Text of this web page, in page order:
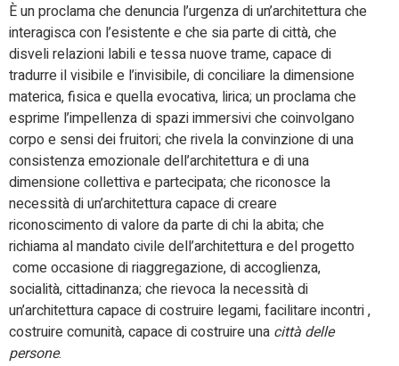
È un proclama che denuncia l’urgenza di un’architettura che
interagisca con l’esistente e che sia parte di città, che
disveli relazioni labili e tessa nuove trame, capace di
tradurre il visibile e l’invisibile, di conciliare la dimensione
materica, fisica e quella evocativa, lirica; un proclama che
esprime l’impellenza di spazi immersivi che coinvolgano
corpo e sensi dei fruitori; che rivela la convinzione di una
consistenza emozionale dell’architettura e di una
dimensione collettiva e partecipata; che riconosce la
necessità di un’architettura capace di creare
riconoscimento di valore da parte di chi la abita; che
richiama al mandato civile dell’architettura e del progetto
come occasione di riaggregazione, di accoglienza,
socialità, cittadinanza; che rievoca la necessità di
un’architettura capace di costruire legami, facilitare incontri ,
costruire comunità, capace di costruire una città delle
persone.